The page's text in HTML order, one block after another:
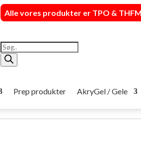
Alle vores produkter er TPO &
Products
search
Prep produkter AkryGel / Gele